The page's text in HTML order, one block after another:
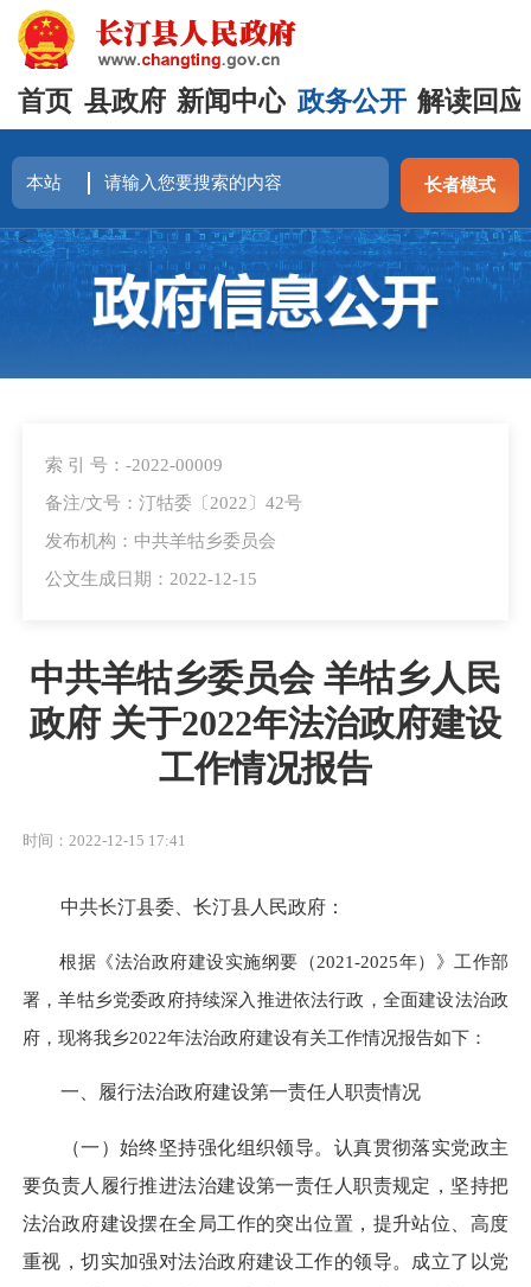
首页 县政府 新闻中心 政务公开 解读回应
长者模式
<
索 引 号：-2022-00009
备注/文号：汀牯委〔2022〕42号
发布机构：中共羊牯乡委员会
公文生成日期：2022-12-15
中共羊牯乡委员会 羊牯乡人民
政府 关于2022年法治政府建设
工作情况报告
时间：2022-12-15 17:41
中共长汀县委、长汀县人民政府：
根据 《法治政府建设实施纲要（2021-2025年）》工作部
署 ，羊牯乡党委政府持续深入推进依法行政，全面建设法治政
府，现将我乡2022年法治政府建设有关工作情况报告如下：
一、履行法治政府建设第一责任人职责情况
（一）始终坚持强化组织领导。认真贯彻落实党政主
要负责人履行推进法治建设第一责任人职责规定，坚持把
法治政府建设摆在全局工作的突出位置，提升站位、高度
重视，切实加强对法治政府建设工作的领导。成立了以党